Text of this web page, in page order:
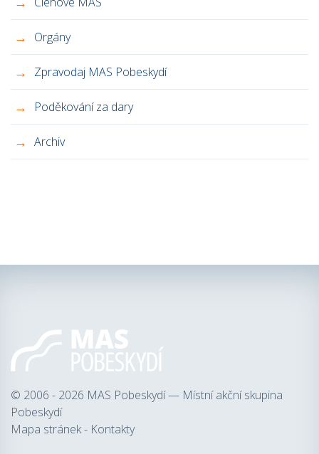
Orgány
Zpravodaj MAS Pobeskydí
Poděkování za dary
Archiv
© 2006 - 2026 MAS Pobeskydí — Místní akční skupina
Pobeskydí
Mapa stránek- Kontakty